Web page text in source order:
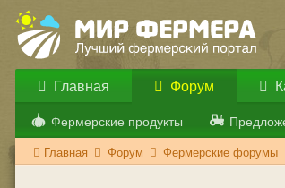
Главная Форум
Фермерские продукты
Главная Форум Фермерские форумы